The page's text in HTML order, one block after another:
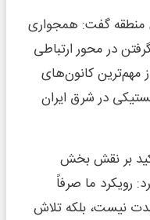
منطقه گفت: همجواری
گرفتن در محور ارتباطی
مهم‌ترین کانون‌های
در شرق ایران
بر نقش بخش
رویکرد ما صرفاً
نیست، بلکه تلاش